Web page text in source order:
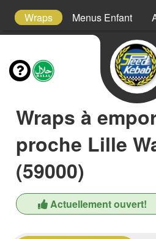
Wraps Menus Enfant
Wraps à
proche Lille
(59000)
Actuellement ouvert!